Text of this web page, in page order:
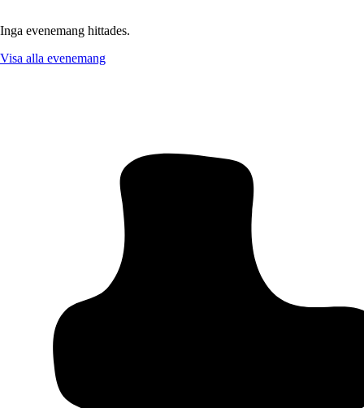
Inga evenemang hittades.
Visa alla evenemang